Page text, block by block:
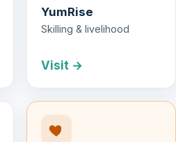
YumRise
Skilling & livelihood
Visit →